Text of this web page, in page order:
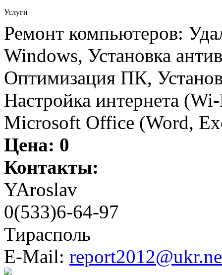
Услуги
Ремонт компьютеров:
Windows, Установка
Оптимизация ПК,
Настройка интернета
Microsoft Office (Word,
Цена: 0
Контакты:
YAroslav
0(533)6-64-97
Тирасполь
E-Mail: